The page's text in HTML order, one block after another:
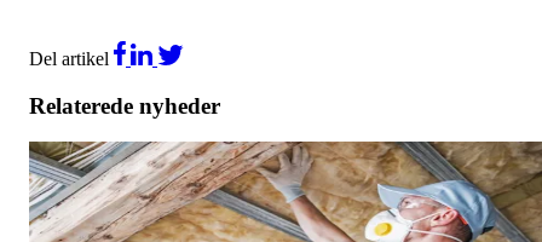
Del artikel
Relaterede nyheder